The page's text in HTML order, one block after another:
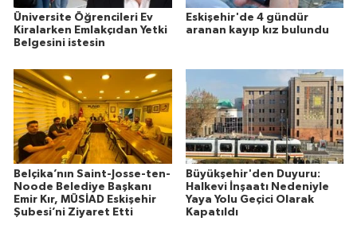
Üniversite Öğrencileri Ev
Kiralarken Emlakçıdan Yetki
Belgesini istesin
Eskişehir'de 4 gündür
aranan kayıp kız bulundu
Belçika’nın Saint-Josse-ten-
Noode Belediye Başkanı
Emir Kır, MÜSİAD Eskişehir
Şubesi’ni Ziyaret Etti
Büyükşehir'den Duyuru:
Halkevi İnşaatı Nedeniyle
Yaya Yolu Geçici Olarak
Kapatıldı